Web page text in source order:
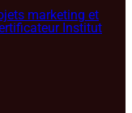
marketing et
Institut